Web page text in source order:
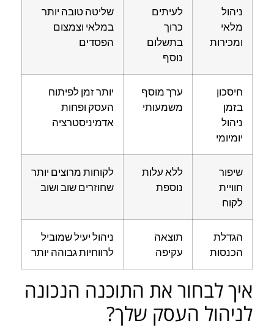
ניהול
מלאי
ומכירות
לעיתים
כרוך
בתשלום
נוסף
שליטה טובה יותר
במלאי וצמצום
הפסדים
חיסכון
בזמן
ניהול
יומיומי
ערך מוסף
משמעותי
יותר זמן לפיתוח
העסק ופחות
אדמיניסטרציה
שיפור
חוויית
לקוח
ללא עלות
נוספת
לקוחות מרוצים יותר
שחוזרים שוב ושוב
הגדלת
הכנסות
תוצאה
עקיפה
ניהול יעיל שמוביל
לרווחיות גבוהה יותר
איך לבחור את התוכנה הנכונה
לניהול העסק שלך?